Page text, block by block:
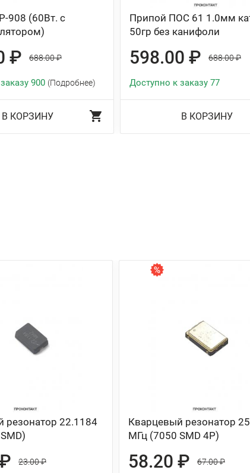
908 (60Вт. с
₽ 688.00 ₽
900 (Подробнее)
В КОРЗИНУ
Припой ПОС 61 1.0мм
50гр без канифоли
598.00 ₽ 688.00 ₽
Доступно к заказу 77
В КОРЗИНУ
резонатор 22.1184
23.00 ₽
Кварцевый резонатор
МГц (7050 SMD 4P)
58.20 ₽ 67.00 ₽